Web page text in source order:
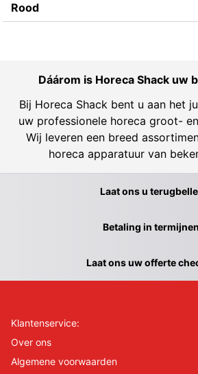
Rood
Dáárom is Horeca Shack uw
Bij Horeca Shack bent u aan het
uw professionele horeca groot-
Wij leveren een breed
horeca apparatuur van
Laat ons u
Betaling in
Laat ons uw offerte
Klantenservice:
Over ons
Algemene voorwaarden